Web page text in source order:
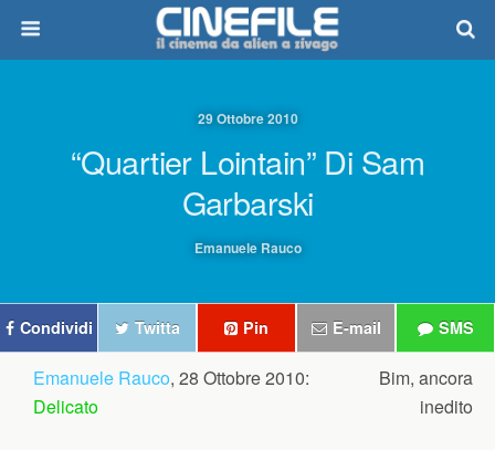
29 Ottobre 2010
“Quartier Lointain” Di Sam
Garbarski
Emanuele Rauco
Condividi Twitta Pin E-mail SMS
Emanuele Rauco, 28 Ottobre 2010:
Delicato
Bim, ancora
inedito